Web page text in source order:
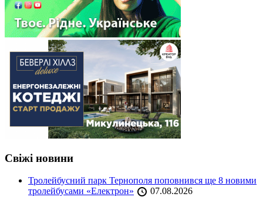
Свіжі новини
Тролейбусний парк Тернополя поповнився ще 8 новими
тролейбусами «Електрон»
07.08.2026